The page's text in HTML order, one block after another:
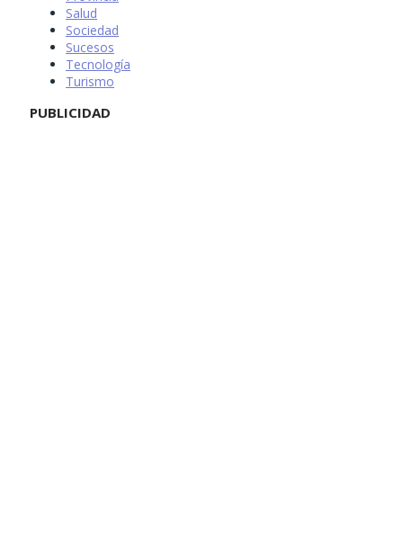
Salud
Sociedad
Sucesos
Tecnología
Turismo
PUBLICIDAD